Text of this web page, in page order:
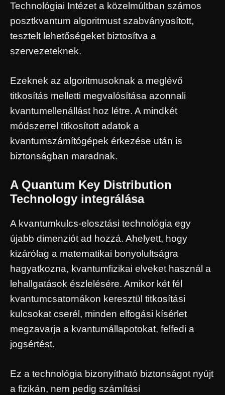
Technológiai Intézet a közelmúltban számos
posztkvantum algoritmust szabványosított,
tesztelt lehetőségeket biztosítva a
szervezeteknek.
Ezeknek az algoritmusoknak a meglévő
titkosítás melletti megvalósítása azonnali
kvantumellenállást hoz létre. A mindkét
módszerrel titkosított adatok a
kvantumszámítógépek érkezése után is
biztonságban maradnak.
A Quantum Key Distribution
Technology integrálása
A kvantumkulcs-elosztási technológia egy
újabb dimenziót ad hozzá. Ahelyett, hogy
kizárólag a matematikai bonyolultságra
hagyatkozna, kvantumfizikai elveket használ a
lehallgatások észlelésére. Amikor két fél
kvantumcsatornákon keresztül titkosítási
kulcsokat cserél, minden elfogási kísérlet
megzavarja a kvantumállapotokat, felfedi a
jogsértést.
Ez a technológia bizonyítható biztonságot nyújt
a fizikán, nem pedig számítási